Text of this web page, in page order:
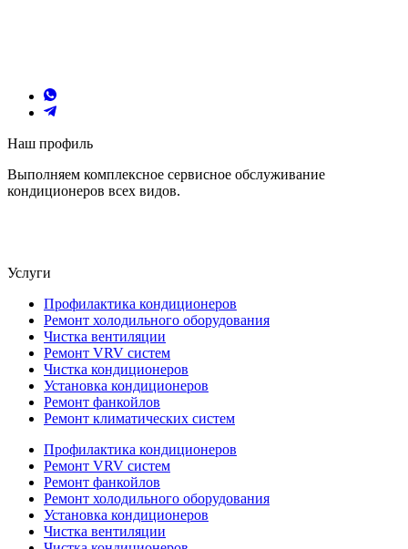
Наш профиль
Выполняем комплексное сервисное обслуживание
кондиционеров всех видов.
Услуги
Профилактика кондиционеров
Ремонт холодильного оборудования
Чистка вентиляции
Ремонт VRV систем
Чистка кондиционеров
Установка кондиционеров
Ремонт фанкойлов
Ремонт климатических систем
Профилактика кондиционеров
Ремонт VRV систем
Ремонт фанкойлов
Ремонт холодильного оборудования
Установка кондиционеров
Чистка вентиляции